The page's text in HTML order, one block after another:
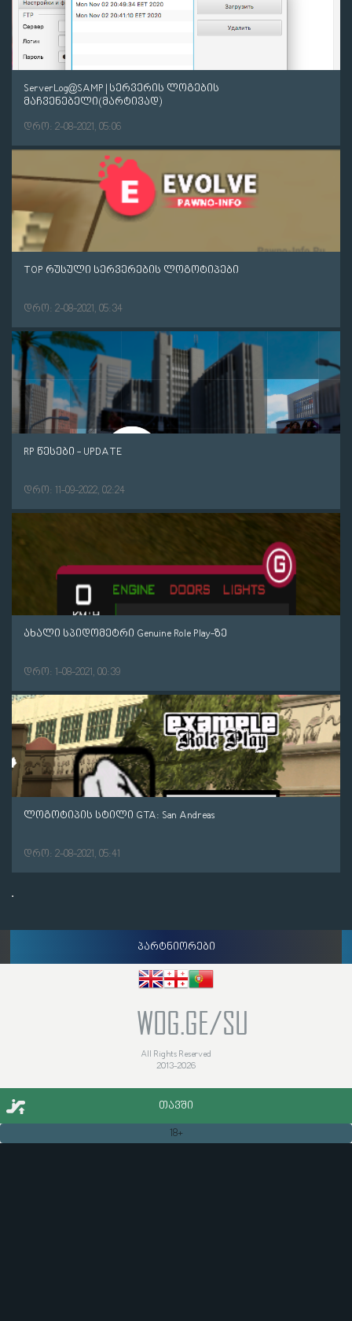
ServerLog@SAMP | სერვერის ლოგების
მაჩვენებელი(მარტივად)
დრო: 2-08-2021, 05:06
TOP რუსული სერვერების ლოგოტიპები
დრო: 2-08-2021, 05:34
RP წესები - UPDATE
დრო: 11-09-2022, 02:24
ახალი სპიდომეტრი Genuine Role Play-ზე
დრო: 1-08-2021, 00:39
ლოგოტიპის სტილი GTA: San Andreas
დრო: 2-08-2021, 05:41
პარტნიორები
WOG.GE/SU
All Rights Reserved
2013-2026
ᲗᲐᲕᲨᲘ
18+